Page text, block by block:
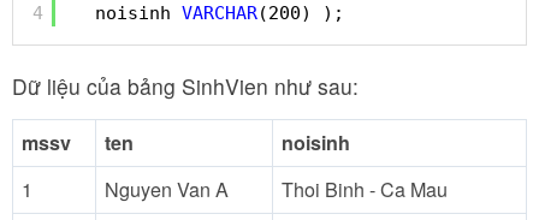
4
noisinh VARCHAR(200) );
Dữ liệu của bảng SinhVien như sau:
mssv ten
noisinh
1
Nguyen Van A
Thoi Binh - Ca Mau